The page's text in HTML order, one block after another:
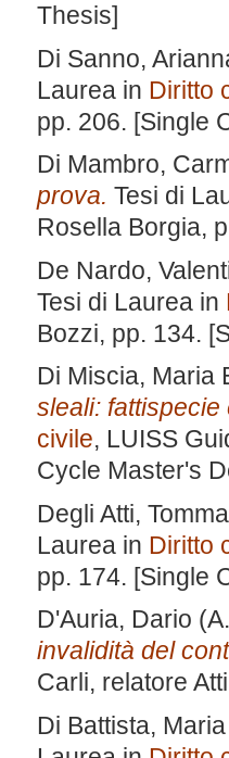
Thesis]
Di Sanno,
Laurea in Diritto
pp. 206. [Single
Di Mambro,
prova. Tesi di
Rosella Borgia,
De Nardo,
Tesi di Laurea in
Bozzi, pp. 134.
Di Miscia, Maria
sleali:
civile, LUISS
Cycle Master's
Degli Atti,
Laurea in Diritto
pp. 174. [Single
D'Auria, Dario
invalidità del
Carli, relatore
Di Battista,